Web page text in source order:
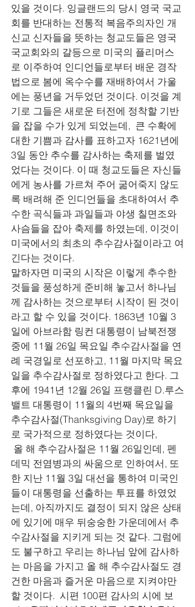
있을 것이다. 잉글랜드의 당시 영국 국교
회를 반대하는 전통적 복음주의자인 개
신교 신자들을 뜻하는 청교도들은 영국
국교회와의 갈등으로 미국의 플리머스
로 이주하여 인디언들로부터 배운 경작
법으로 봄에 옥수수를 재배하여서 가울
에는 풍년을 거두었던 것이다. 이것을 계
기로 그들은 새로운 터전에 정착할 기반
을 잡을 수가 있게 되었는데,  큰 수확에
대한 기쁨과 감사를 표하고자 1621년에
3일 동안 추수를 감사하는 축제를 벌였
었다는 것이다. 이 때 청교도들은 자신들
에게 농사를 가르쳐 주어 굶어죽지 않도
록 배려해 준 인디언들을 초대하여서 추
수한 곡식들과 과일들과 야생 칠면조와
사슴들을 잡아 축제를 하였는데, 이것이
미국에서의 최초의 추수감사절이라고 여
긴다는 것이다.
말하자면 미국의 시작은 이렇게 추수한
것들을 풍성하게 준비해 놓고서 하나님
께 감사하는 것으로부터 시작이 된 것이
라고 할 수 있을 것이다. 1863년 10월 3
일에 아브라함 링컨 대통령이 남북전쟁
중에 11월 26일 목요일 추수감사절을 연
례 국경일로 선포하고, 11월 마지막 목요
일을 추수감사절로 정하였다고 한다. 그
후에 1941년 12월 26일 프랭클린 D.루스
밸트 대통령이 11월의 4번째 목요일을
추수감사절(Thanksgiving Day)로 하기
로 국가적으로 정하였다는 것이다,
올 해 추수감사절은 11월 26일인데, 펜
데믹 전염병과의 싸움으로 인하여서, 또
한 지난 11월 3일 대선을 통하여 미국인
들이 대통령을 선출하는 투표를 하였었
는데, 아직까지도 결정이 되지 않은 상태
에 있기에 매우 뒤숭숭한 가운데에서 추
수감사절을 지키게 되는 것 같다. 그럼에
도 불구하고 우리는 하나님 앞에 감사하
는 마음을 가지고 올 해 추수감사절도 경
건한 마음과 즐거운 마음으로 지켜야만
할 것이다.  시편 100편 감사의 시에 보